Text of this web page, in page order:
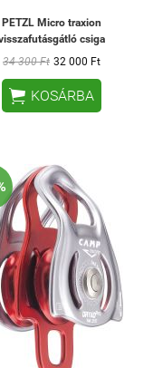
PETZL Micro traxion
csiga
34 300 Ft 32 000 Ft
 KOSÁRBA